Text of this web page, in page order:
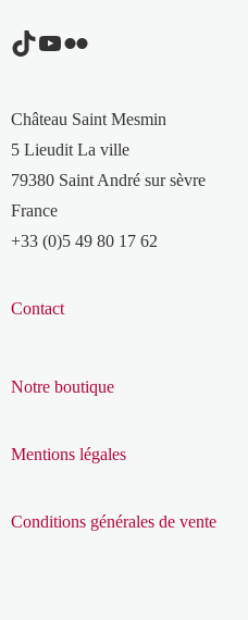
TikTok
YouTube
Flickr
Château Saint Mesmin
5 Lieudit La ville
79380 Saint André sur sèvre
France
+33 (0)5 49 80 17 62
Contact
Notre boutique
Mentions légales
Conditions générales de vente